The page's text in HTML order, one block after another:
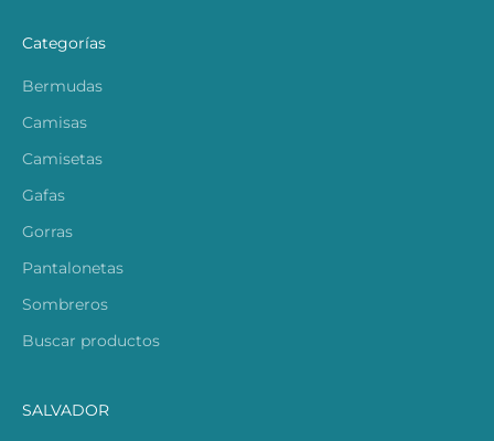
Categorías
Bermudas
Camisas
Camisetas
Gafas
Gorras
Pantalonetas
Sombreros
Buscar productos
SALVADOR